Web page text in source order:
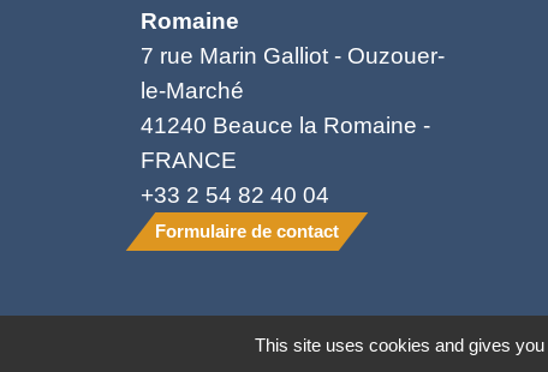
Romaine
7 rue Marin Galliot - Ouzouer-
le-Marché
41240 Beauce la Romaine -
FRANCE
+33 2 54 82 40 04
Formulaire de contact
Mentions légales - Politique de
This site uses cookies and gives